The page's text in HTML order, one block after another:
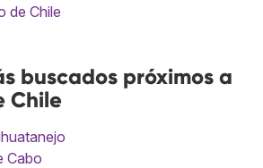
de Chile
buscados próximos a
Chile
Cabo